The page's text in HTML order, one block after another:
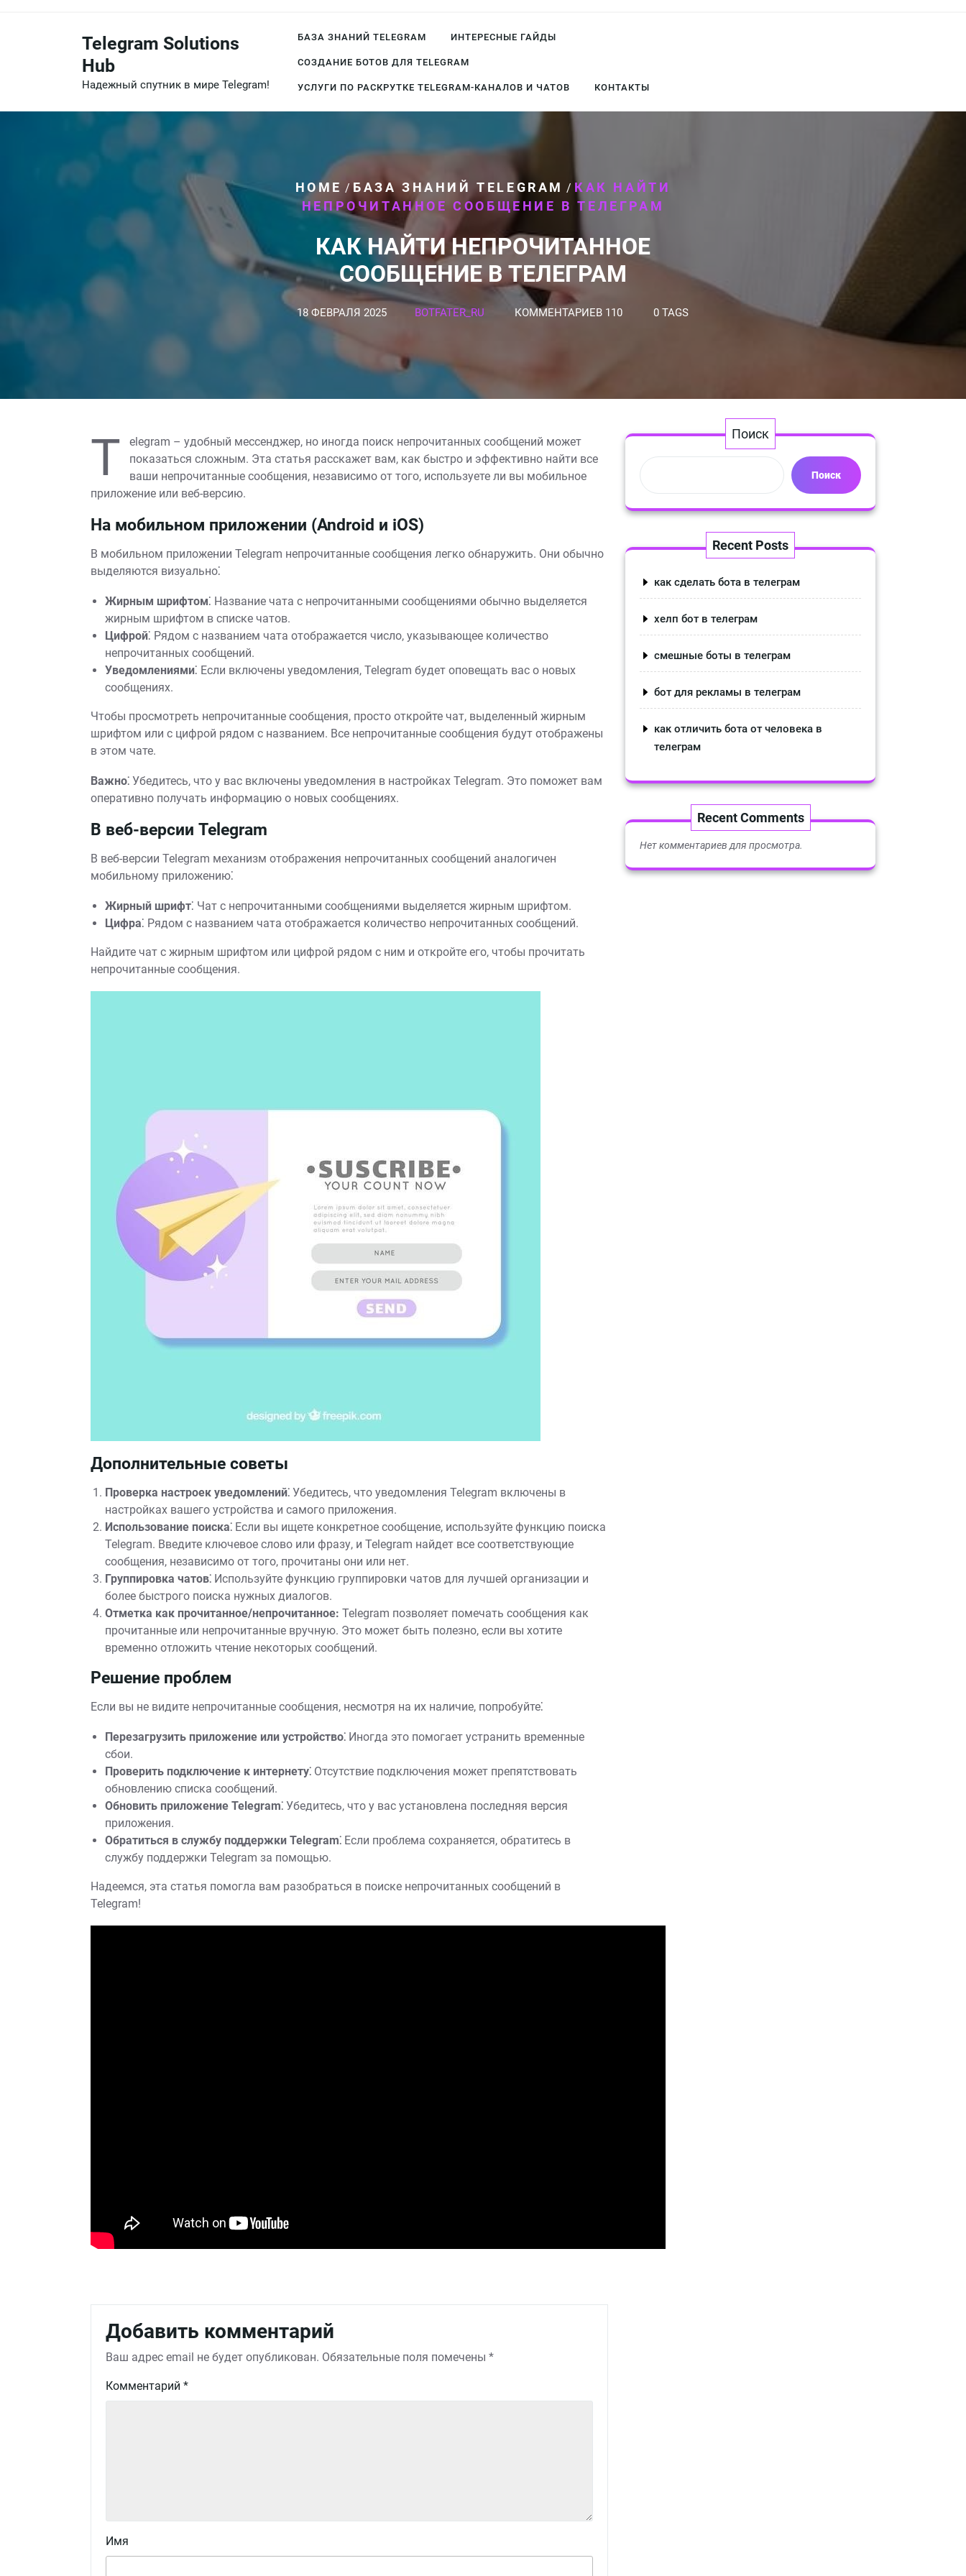
Telegram Solutions
Hub
Надежный спутник в мире Telegram!
БАЗА ЗНАНИЙ TELEGRAM ИНТЕРЕСНЫЕ ГАЙДЫ
СОЗДАНИЕ БОТОВ ДЛЯ TELEGRAM
УСЛУГИ ПО РАСКРУТКЕ TELEGRAM-КАНАЛОВ И ЧАТОВ КОНТАКТЫ
HOME /БАЗА ЗНАНИЙ TELEGRAM / КАК НАЙТИ
НЕПРОЧИТАННОЕ СООБЩЕНИЕ В ТЕЛЕГРАМ
КАК НАЙТИ НЕПРОЧИТАННОЕ
СООБЩЕНИЕ В ТЕЛЕГРАМ
18 ФЕВРАЛЯ 2025 BOTFATER_RU КОММЕНТАРИЕВ 110 0 TAGS
T
elegram – удобный мессенджер, но иногда поиск непрочитанных сообщений может
показаться сложным. Эта статья расскажет вам, как быстро и эффективно найти все
ваши непрочитанные сообщения, независимо от того, используете ли вы мобильное
приложение или веб-версию.
На мобильном приложении (Android и iOS)
В мобильном приложении Telegram непрочитанные сообщения легко обнаружить. Они обычно
выделяются визуально⁚
Жирным шрифтом⁚ Название чата с непрочитанными сообщениями обычно выделяется
жирным шрифтом в списке чатов.
Цифрой⁚ Рядом с названием чата отображается число, указывающее количество
непрочитанных сообщений.
Уведомлениями⁚ Если включены уведомления, Telegram будет оповещать вас о новых
сообщениях.
Чтобы просмотреть непрочитанные сообщения, просто откройте чат, выделенный жирным
шрифтом или с цифрой рядом с названием. Все непрочитанные сообщения будут отображены
в этом чате.
Важно⁚ Убедитесь, что у вас включены уведомления в настройках Telegram. Это поможет вам
оперативно получать информацию о новых сообщениях.
В веб-версии Telegram
В веб-версии Telegram механизм отображения непрочитанных сообщений аналогичен
мобильному приложению⁚
Жирный шрифт⁚ Чат с непрочитанными сообщениями выделяется жирным шрифтом.
Цифра⁚ Рядом с названием чата отображается количество непрочитанных сообщений.
Найдите чат с жирным шрифтом или цифрой рядом с ним и откройте его, чтобы прочитать
непрочитанные сообщения.
Дополнительные советы
Проверка настроек уведомлений⁚ Убедитесь, что уведомления Telegram включены в
настройках вашего устройства и самого приложения.
Использование поиска⁚ Если вы ищете конкретное сообщение, используйте функцию поиска
Telegram. Введите ключевое слово или фразу, и Telegram найдет все соответствующие
сообщения, независимо от того, прочитаны они или нет.
Группировка чатов⁚ Используйте функцию группировки чатов для лучшей организации и
более быстрого поиска нужных диалогов.
Отметка как прочитанное/непрочитанное: Telegram позволяет помечать сообщения как
прочитанные или непрочитанные вручную. Это может быть полезно, если вы хотите
временно отложить чтение некоторых сообщений.
Решение проблем
Если вы не видите непрочитанные сообщения, несмотря на их наличие, попробуйте⁚
Перезагрузить приложение или устройство⁚ Иногда это помогает устранить временные
сбои.
Проверить подключение к интернету⁚ Отсутствие подключения может препятствовать
обновлению списка сообщений.
Обновить приложение Telegram⁚ Убедитесь, что у вас установлена последняя версия
приложения.
Обратиться в службу поддержки Telegram⁚ Если проблема сохраняется, обратитесь в
службу поддержки Telegram за помощью.
Надеемся, эта статья помогла вам разобраться в поиске непрочитанных сообщений в
Telegram!
Добавить комментарий
Ваш адрес email не будет опубликован. Обязательные поля помечены *
Комментарий *
Имя
Поиск
Поиск
Recent Posts
как сделать бота в телеграм
хелп бот в телеграм
смешные боты в телеграм
бот для рекламы в телеграм
как отличить бота от человека в
телеграм
Recent Comments
Нет комментариев для просмотра.